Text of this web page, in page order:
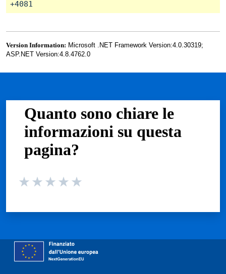
Version Information: Microsoft .NET Framework Version:4.0.30319;
ASP.NET Version:4.8.4762.0
Quanto sono chiare le
informazioni su questa
pagina?
Valuta da 1 a 5 stelle la pagina